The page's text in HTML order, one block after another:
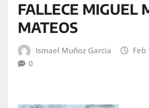
FALLECE MIGUEL
MATEOS
Ismael Muñoz Garcia
Feb
0